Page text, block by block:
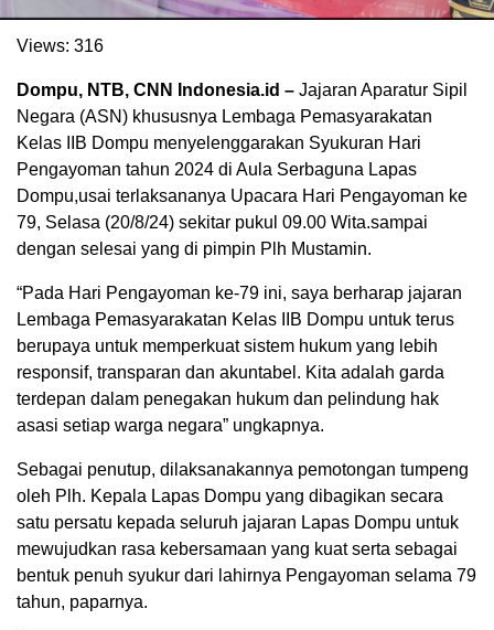
Views: 316
Dompu, NTB, CNN Indonesia.id – Jajaran Aparatur Sipil
Negara (ASN) khususnya Lembaga Pemasyarakatan
Kelas IIB Dompu menyelenggarakan Syukuran Hari
Pengayoman tahun 2024 di Aula Serbaguna Lapas
Dompu,usai terlaksananya Upacara Hari Pengayoman ke
79, Selasa (20/8/24) sekitar pukul 09.00 Wita.sampai
dengan selesai yang di pimpin Plh Mustamin.
“Pada Hari Pengayoman ke-79 ini, saya berharap jajaran
Lembaga Pemasyarakatan Kelas IIB Dompu untuk terus
berupaya untuk memperkuat sistem hukum yang lebih
responsif, transparan dan akuntabel. Kita adalah garda
terdepan dalam penegakan hukum dan pelindung hak
asasi setiap warga negara” ungkapnya.
Sebagai penutup, dilaksanakannya pemotongan tumpeng
oleh Plh. Kepala Lapas Dompu yang dibagikan secara
satu persatu kepada seluruh jajaran Lapas Dompu untuk
mewujudkan rasa kebersamaan yang kuat serta sebagai
bentuk penuh syukur dari lahirnya Pengayoman selama 79
tahun, paparnya.